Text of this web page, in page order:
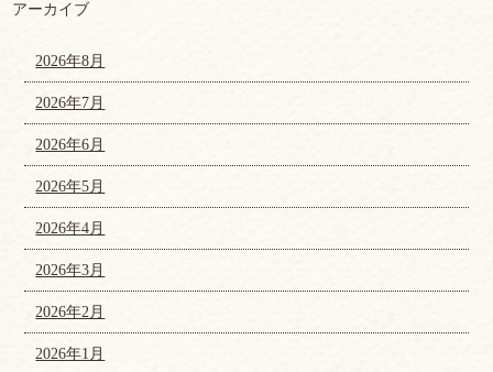
アーカイブ
2026年8月
2026年7月
2026年6月
2026年5月
2026年4月
2026年3月
2026年2月
2026年1月